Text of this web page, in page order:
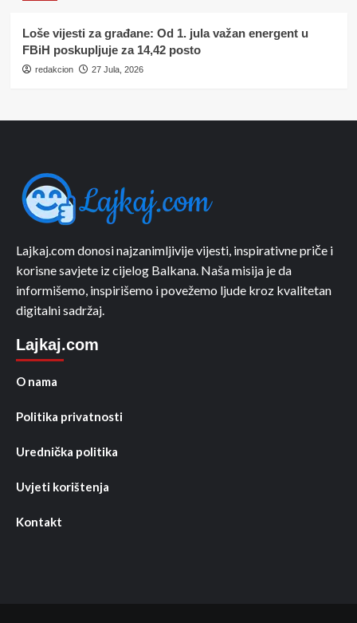
Loše vijesti za građane: Od 1. jula važan energent u
FBiH poskupljuje za 14,42 posto
redakcion 27 Jula, 2026
Lajkaj.com donosi najzanimljivije vijesti, inspirativne priče i
korisne savjete iz cijelog Balkana. Naša misija je da
informišemo, inspirišemo i povežemo ljude kroz kvalitetan
digitalni sadržaj.
Lajkaj.com
O nama
Politika privatnosti
Urednička politika
Uvjeti korištenja
Kontakt